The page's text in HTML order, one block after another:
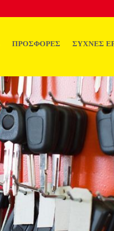
ΠΡΟΣΦΟΡΕΣ ΣΥΧΝΕΣ